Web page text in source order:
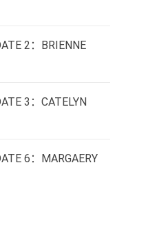
2：BRIENNE
3：CATELYN
6：MARGAERY